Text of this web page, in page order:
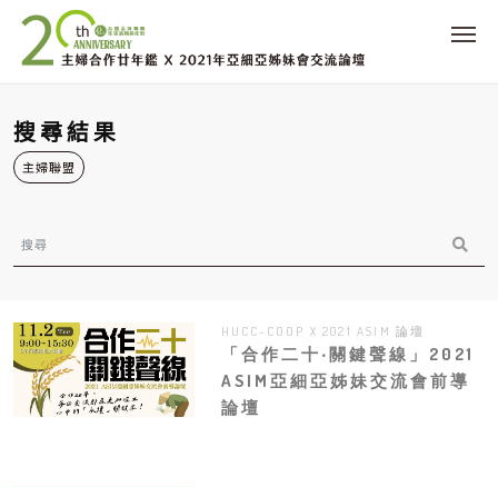
搜尋結果
主婦聯盟
HUCC-COOP X 2021 ASIM 論壇
「合作二十‧關鍵聲線」2021
ASIM亞細亞姊妹交流會前導
論壇